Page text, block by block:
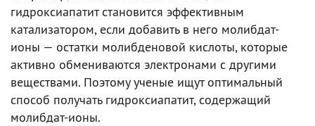
гидроксиапатит становится эффективным
катализатором, если добавить в него молибдат-
ионы — остатки молибденовой кислоты, которые
активно обмениваются электронами с другими
веществами. Поэтому ученые ищут оптимальный
способ получать гидроксиапатит, содержащий
молибдат-ионы.